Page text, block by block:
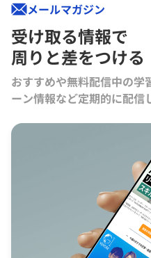
メールマガジン
受け取る情報で
周りと差をつける
おすすめや無料配信中の学
ーン情報など定期的に配信